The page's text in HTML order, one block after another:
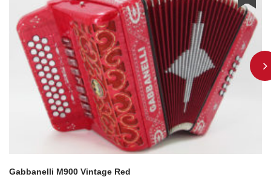
Gabbanelli M900 Vintage Red